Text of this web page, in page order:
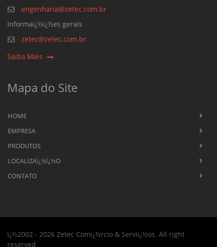
engenharia@zetec.com.br
Informaï¿½ï¿½es gerais
zetec@zetec.com.br
Saiba Mais
Mapa do Site
HOME
EMPRESA
PRODUTOS
LOCALIZAÏ¿½Ï¿½O
CONTATO
ï¿½2002 - 2026 Zetec Comï¿½rcio & Serviï¿½os. All right
reserved